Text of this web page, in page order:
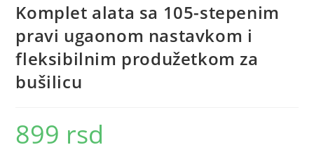
Komplet alata sa 105-stepenim
pravi ugaonom nastavkom i
fleksibilnim produžetkom za
bušilicu
899 rsd